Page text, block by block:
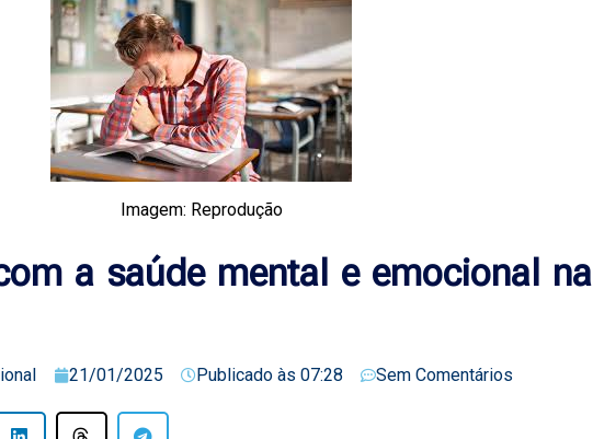
Imagem: Reprodução
a saúde mental e emocional na
21/01/2025 Publicado às 07:28 Sem Comentários